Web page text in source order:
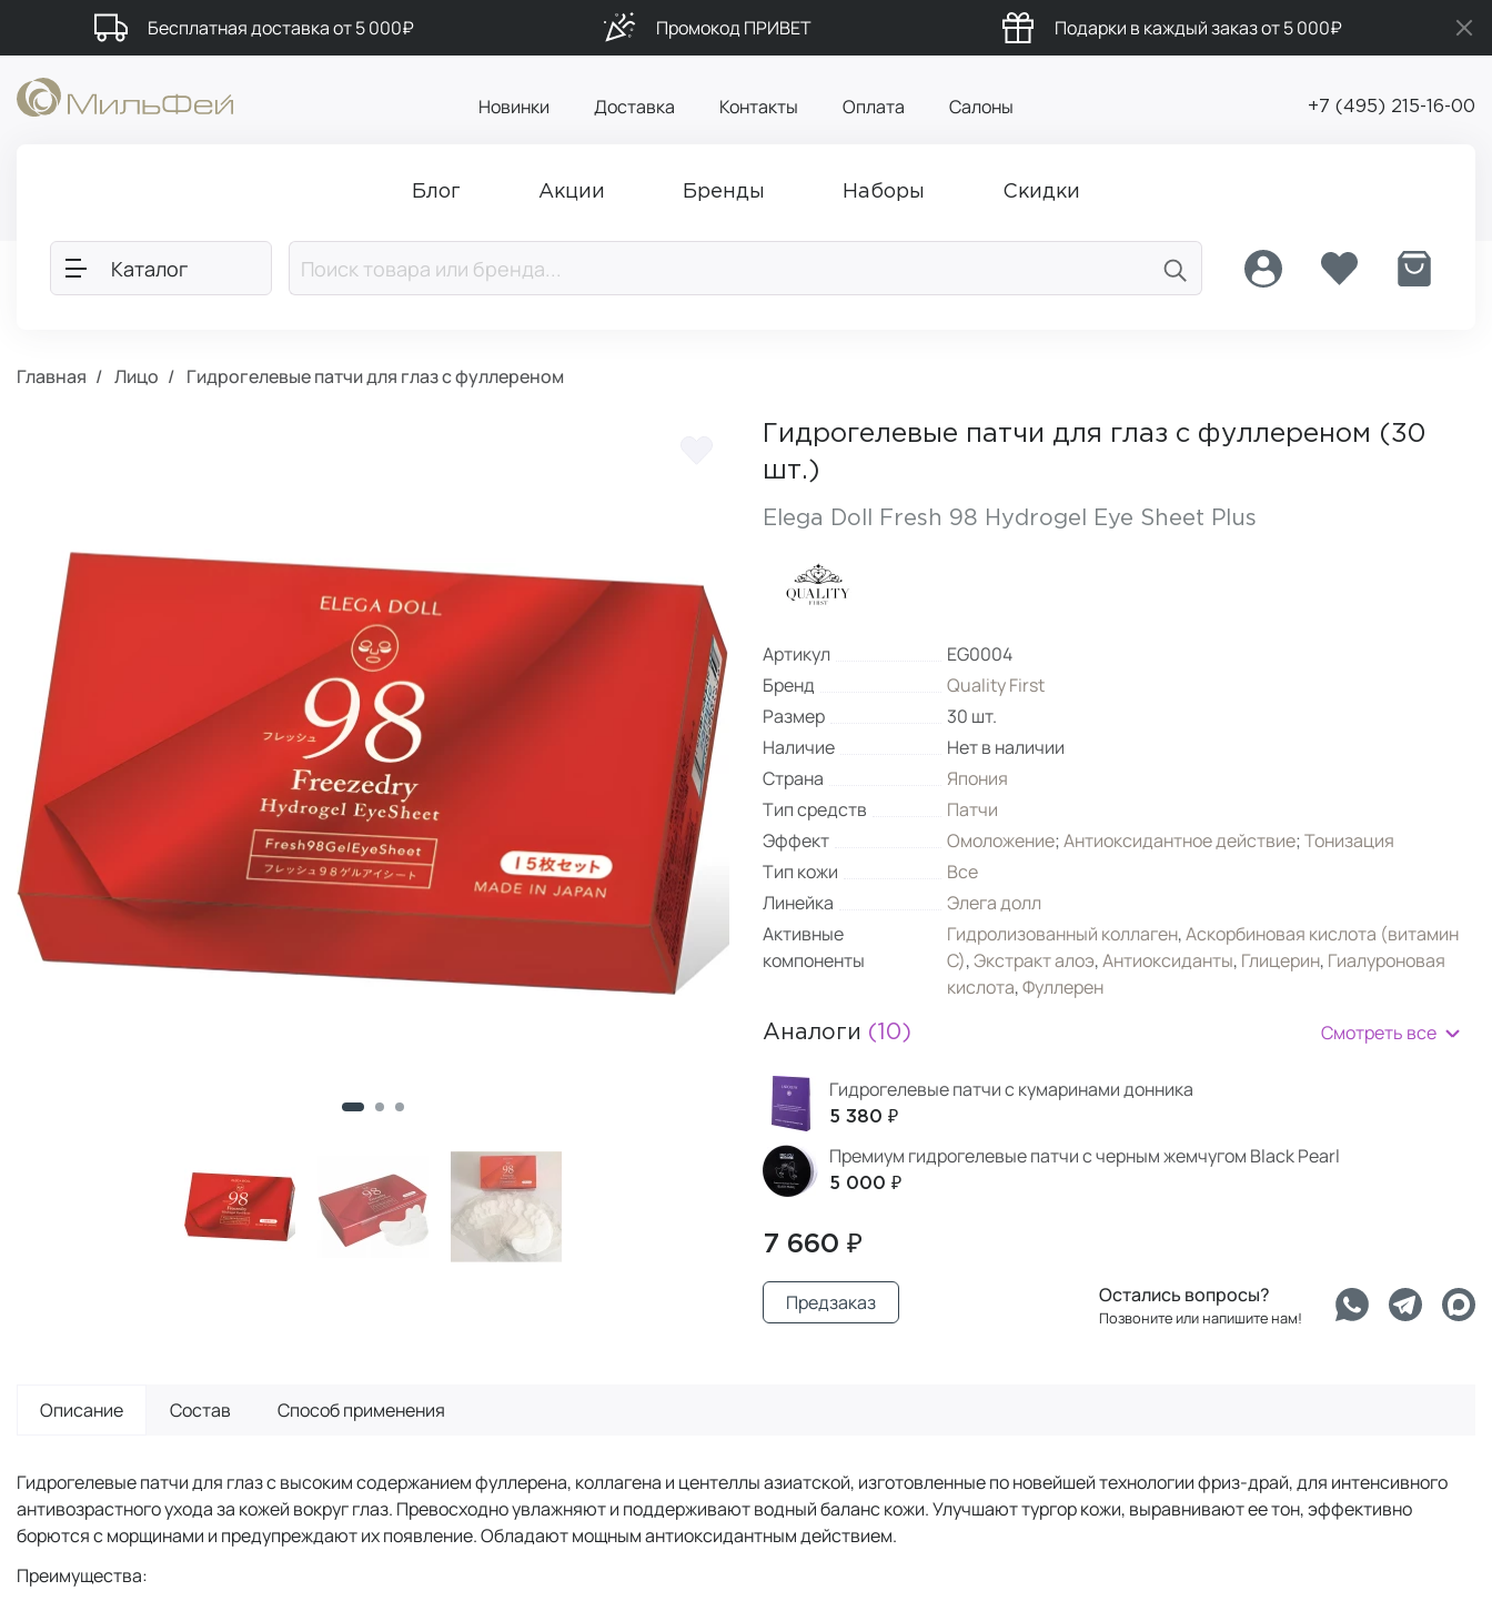
Бесплатная доставка от 5 000₽ Промокод ПРИВЕТ Подарки в каждый заказ от 5 000₽
Новинки Доставка Контакты Оплата Салоны +7 (495) 215-16-00
Блог Акции Бренды Наборы Скидки
Каталог
Главная Лицо Гидрогелевые патчи для глаз с фуллереном
Гидрогелевые патчи для глаз с фуллереном (30
шт.)
Elega Doll Fresh 98 Hydrogel Eye Sheet Plus
Артикул
EG0004
Бренд
Quality First
Размер
30 шт.
Наличие
Нет в наличии
Страна
Япония
Тип средств
Патчи
Эффект
Омоложение;Антиоксидантное действие;Тонизация
Тип кожи
Все
Линейка
Элега долл
Активные
компоненты
Гидролизованный коллаген,Аскорбиновая кислота (витамин
С),Экстракт алоэ,Антиоксиданты, Глицерин, Гиалуроновая
кислота,Фуллерен
Аналоги (10) Смотреть все
Гидрогелевые патчи с кумаринами донника
5 380 ₽
Премиум гидрогелевые патчи с черным жемчугом Black Pearl
5 000 ₽
7 660 ₽
Предзаказ Остались вопросы?
Позвоните или напишите нам!
Описание Состав Способ применения
Гидрогелевые патчи для глаз с высоким содержанием фуллерена, коллагена и центеллы азиатской, изготовленные по новейшей технологии фриз-драй, для интенсивного
антивозрастного ухода за кожей вокруг глаз. Превосходно увлажняют и поддерживают водный баланс кожи. Улучшают тургор кожи, выравнивают ее тон, эффективно
борются с морщинами и предупреждают их появление. Обладают мощным антиоксидантным действием.
Преимущества: